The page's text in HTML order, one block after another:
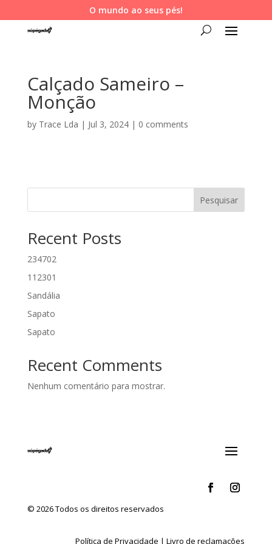
O mundo ao seus pés!
Calçado Sameiro –
Monção
by Trace Lda | Jul 3, 2024| 0 comments
Pesquisar
Recent Posts
234702
112301
Sandália
Sapato
Sapato
Recent Comments
Nenhum comentário para mostrar.
© 2026 Todos os direitos reservados
Política de Privacidade |Livro de reclamações